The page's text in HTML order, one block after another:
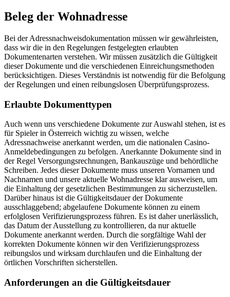
Beleg der Wohnadresse
Bei der Adressnachweisdokumentation müssen wir gewährleisten,
dass wir die in den Regelungen festgelegten erlaubten
Dokumentenarten verstehen. Wir müssen zusätzlich die Gültigkeit
dieser Dokumente und die verschiedenen Einreichungsmethoden
berücksichtigen. Dieses Verständnis ist notwendig für die Befolgung
der Regelungen und einen reibungslosen Überprüfungsprozess.
Erlaubte Dokumenttypen
Auch wenn uns verschiedene Dokumente zur Auswahl stehen, ist es
für Spieler in Österreich wichtig zu wissen, welche
Adressnachweise anerkannt werden, um die nationalen Casino-
Anmeldebedingungen zu befolgen. Anerkannte Dokumente sind in
der Regel Versorgungsrechnungen, Bankauszüge und behördliche
Schreiben. Jedes dieser Dokumente muss unseren Vornamen und
Nachnamen und unsere aktuelle Wohnadresse klar ausweisen, um
die Einhaltung der gesetzlichen Bestimmungen zu sicherzustellen.
Darüber hinaus ist die Gültigkeitsdauer der Dokumente
ausschlaggebend; abgelaufene Dokumente können zu einem
erfolglosen Verifizierungsprozess führen. Es ist daher unerlässlich,
das Datum der Ausstellung zu kontrollieren, da nur aktuelle
Dokumente anerkannt werden. Durch die sorgfältige Wahl der
korrekten Dokumente können wir den Verifizierungsprozess
reibungslos und wirksam durchlaufen und die Einhaltung der
örtlichen Vorschriften sicherstellen.
Anforderungen an die Gültigkeitsdauer